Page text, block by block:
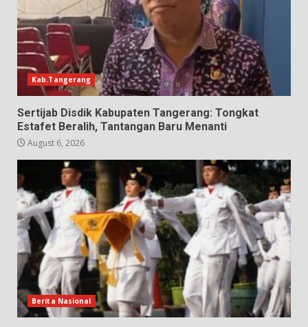
Kab.Tangerang
Sertijab Disdik Kabupaten Tangerang: Tongkat
Estafet Beralih, Tantangan Baru Menanti
August 6, 2026
Berita Nasional